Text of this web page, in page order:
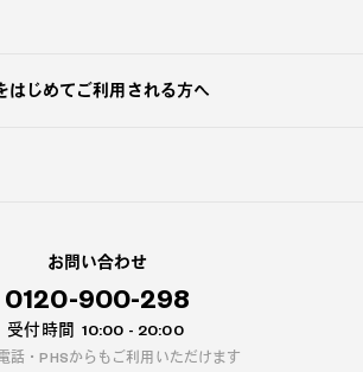
はじめてご利用される方へ
お問い合わせ
0120-900-298
受付時間 10:00 - 20:00
話・PHSからもご利用いただけます